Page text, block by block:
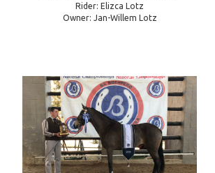
Rider: Elizca Lotz
Owner: Jan-Willem Lotz